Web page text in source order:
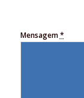
Mensagem*